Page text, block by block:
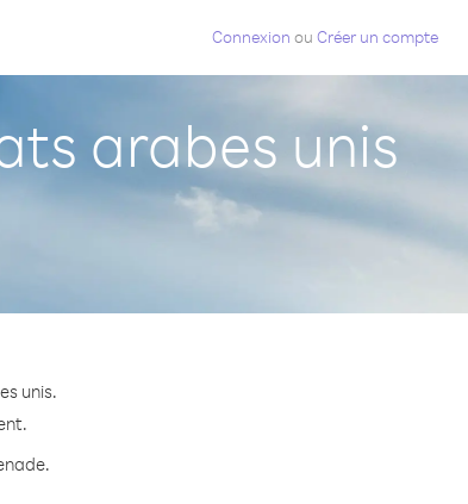
Connexion ou Créer un compte
arabes unis
unis.